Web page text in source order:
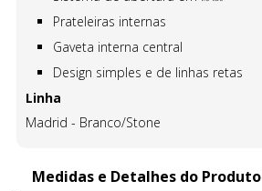
Prateleiras internas
Gaveta interna central
Design simples e de linhas retas
Linha
Madrid - Branco/Stone
Medidas e Detalhes do Produto